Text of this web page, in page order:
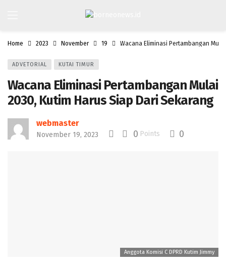
Home 2023 November 19 Wacana Eliminasi Pertambangan
ADVETORIAL KUTAI TIMUR
Wacana Eliminasi Pertambangan Mulai
2030, Kutim Harus Siap Dari Sekarang
webmaster
November 19, 2023 0 Points 0
Anggota Komisi C DPRD Kutim Jimmy